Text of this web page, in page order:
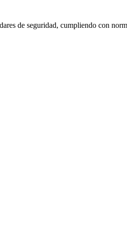
de seguridad, cumpliendo con